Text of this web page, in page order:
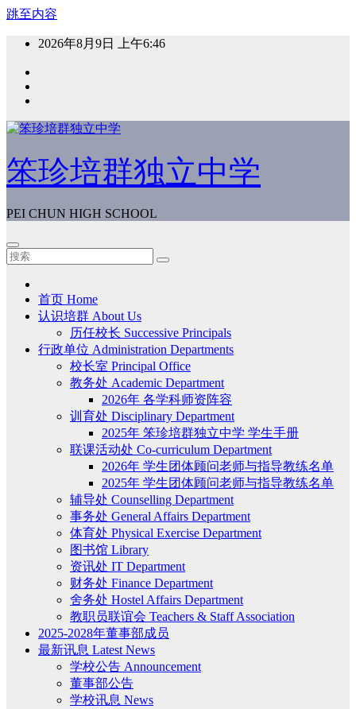
跳至内容
2026年8月9日 上午6:46
笨珍培群独立中学
PEI CHUN HIGH SCHOOL
首页 Home
认识培群 About Us
历任校长 Successive Principals
行政单位 Administration Departments
校长室 Principal Office
教务处 Academic Department
2026年 各学科师资阵容
训育处 Disciplinary Department
2025年 笨珍培群独立中学 学生手册
联课活动处 Co-curriculum Department
2026年 学生团体顾问老师与指导教练名单
2025年 学生团体顾问老师与指导教练名单
辅导处 Counselling Department
事务处 General Affairs Department
体育处 Physical Exercise Department
图书馆 Library
资讯处 IT Department
财务处 Finance Department
舍务处 Hostel Affairs Department
教职员联谊会 Teachers & Staff Association
2025-2028年董事部成员
最新讯息 Latest News
学校公告 Announcement
董事部公告
学校讯息 News